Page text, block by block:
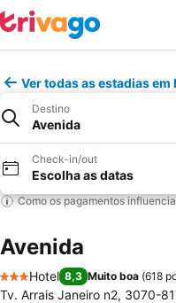
Ver todas as estadias em
Destino
Avenida
Check-in/out
Escolha as datas
Como os pagamentos
Avenida
3 Estrelas
Hotel 8,3 Muito boa (618
Tv. Arrais Janeiro n2, 3070-